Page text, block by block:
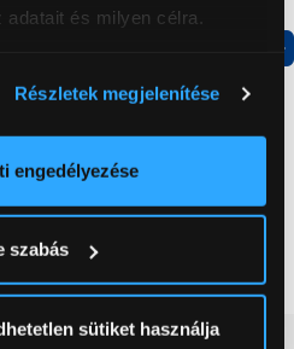
adatait és milyen célra.
méteres pontossággal
annak konkrét
aRészletek
vagy visszavonhatja a
Részletek megjelenítése
engedélyezése
szabás
sütiket használja
Gorenje RK4182PW4
kombinált hűtőszekrény
119 999 Ft